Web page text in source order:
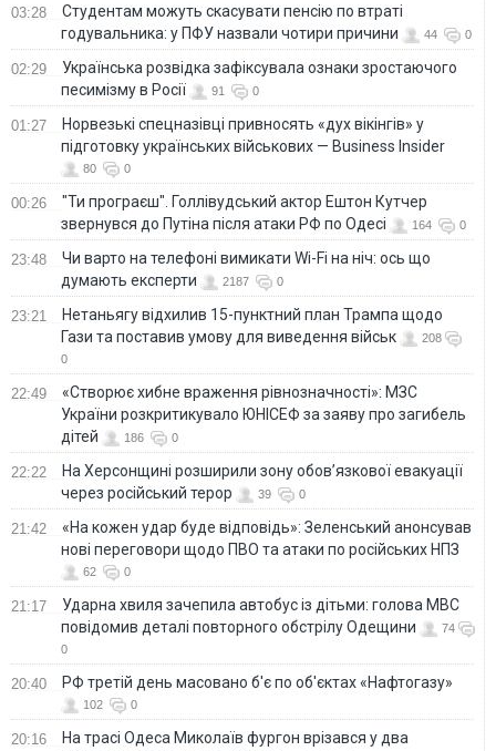
03:28
Студентам можуть скасувати пенсію по втраті
годувальника: у ПФУ назвали чотири причини
44 0
02:29
Українська розвідка зафіксувала ознаки зростаючого
песимізму в Росії
91 0
01:27
Норвезькі спецназівці привносять «дух вікінгів» у
підготовку українських військових — Business Insider
80 0
00:26
"Ти програєш". Голлівудський актор Ештон Кутчер
звернувся до Путіна після атаки РФ по Одесі
164 0
23:48
Чи варто на телефонi вимикати Wi-Fi на ніч: ось що
думають експерти
2187 0
23:21
Нетаньягу відхилив 15-пунктний план Трампа щодо
Гази та поставив умову для виведення військ
208
0
22:49
«Створює хибне враження рівнозначності»: МЗС
України розкритикувало ЮНІСЕФ за заяву про загибель
дітей
186 0
22:22
На Херсонщині розширили зону обов’язкової евакуації
через російський терор
39 0
21:42
«На кожен удар буде відповідь»: Зеленський анонсував
нові переговори щодо ПВО та атаки по російських НПЗ
62 0
21:17
Ударна хвиля зачепила автобус із дітьми: голова МВС
повідомив деталі повторного обстрілу Одещини
74
0
20:40 РФ третій день масовано б'є по об'єктах «Нафтогазу»
102 0
20:16
На трасі Одеса Миколаїв фургон врізався у два